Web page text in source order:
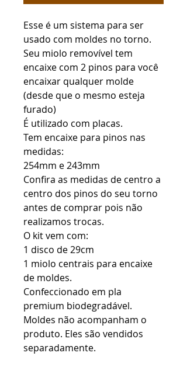
Esse é um sistema para ser
usado com moldes no torno.
Seu miolo removível tem
encaixe com 2 pinos para você
encaixar qualquer molde
(desde que o mesmo esteja
furado)
É utilizado com placas.
Tem encaixe para pinos nas
medidas:
254mm e 243mm
Confira as medidas de centro a
centro dos pinos do seu torno
antes de comprar pois não
realizamos trocas.
O kit vem com:
1 disco de 29cm
1 miolo centrais para encaixe
de moldes.
Confeccionado em pla
premium biodegradável.
Moldes não acompanham o
produto. Eles são vendidos
separadamente.